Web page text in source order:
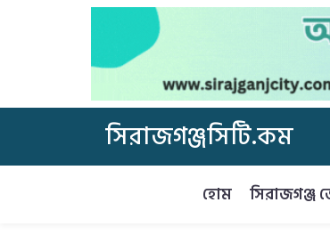
সিরাজগঞ্জসিটি.কম
হোম সিরাজগঞ্জ